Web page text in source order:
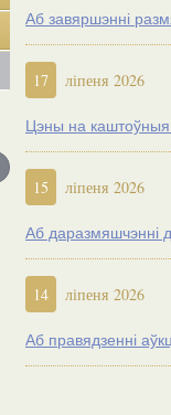
Аб завяршэнні
17 ліпеня 2026
Цэны на каштоўныя
15 ліпеня 2026
Аб даразмяшчэнні
14 ліпеня 2026
Аб правядзенні